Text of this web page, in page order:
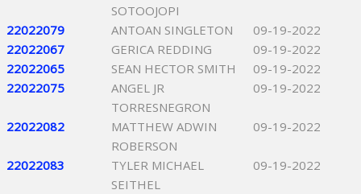
SOTOOJOPI
22022079 ANTOAN SINGLETON
09-19-2022
22022067
GERICA REDDING
09-19-2022
22022065
SEAN HECTOR SMITH
09-19-2022
22022075
ANGEL JR
TORRESNEGRON
09-19-2022
22022082
MATTHEW ADWIN
ROBERSON
09-19-2022
22022083
TYLER MICHAEL
SEITHEL
09-19-2022